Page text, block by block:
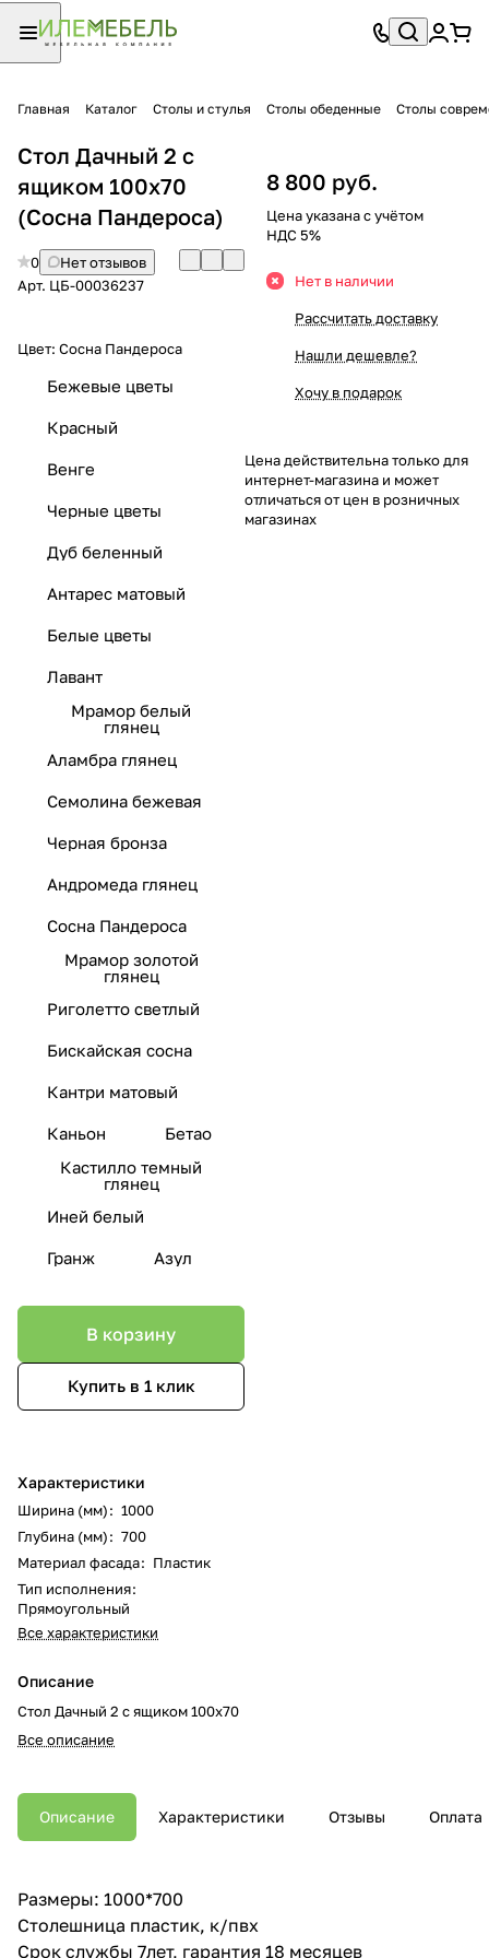
Главная Каталог Столы и стулья Столы обеденные Столы
Стол Дачный 2 с
ящиком 100х70
(Сосна Пандероса)
0
Нет отзывов
Арт. ЦБ-00036237
Цвет: Сосна Пандероса
Бежевые цветы
Красный
Венге
Черные цветы
Дуб беленный
Антарес матовый
Белые цветы
Лавант
Мрамор белый
глянец
Аламбра глянец
Семолина бежевая
Черная бронза
Андромеда глянец
Сосна Пандероса
Мрамор золотой
глянец
Риголетто светлый
Бискайская сосна
Кантри матовый
Каньон
Бетао
Кастилло темный
глянец
Иней белый
Гранж Азул
В корзину
Купить в 1 клик
Характеристики
Ширина (мм): 1000
Глубина (мм): 700
Материал фасада: Пластик
Тип исполнения:
Прямоугольный
Все характеристики
Описание
Стол Дачный 2 с ящиком 100х70
Все описание
8 800 руб.
Цена указана с учётом
НДС 5%
Нет в наличии
Рассчитать доставку
Нашли дешевле?
Хочу в подарок
Цена действительна только для
интернет-магазина и может
отличаться от цен в розничных
магазинах
Описание Характеристики Отзывы Оплата
Размеры: 1000*700
Столешница пластик, к/пвх
Срок службы 7лет, гарантия 18 месяцев